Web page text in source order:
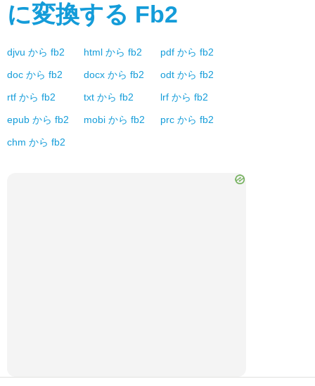
に変換する Fb2
djvu から fb2 html から fb2 pdf から fb2
doc から fb2 docx から fb2 odt から fb2
rtf から fb2 txt から fb2 lrf から fb2
epub から fb2 mobi から fb2 prc から fb2
chm から fb2